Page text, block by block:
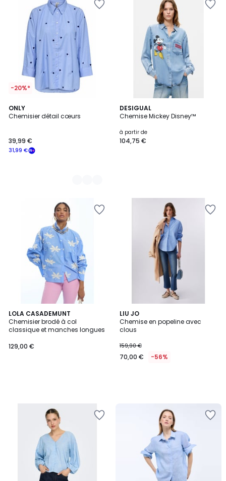
-20%*
ONLY
Chemisier détail cœurs
31,99 €
39,99 €
2
Couleurs
DESIGUAL
Chemise Mickey Disney™
à partir de
104,75 €
LOLA CASADEMUNT
Chemisier brodé à col
classique et manches longues
129,00 €
LIU JO
Chemise en popeline avec
clous
159,90 €
70,00 € -56%